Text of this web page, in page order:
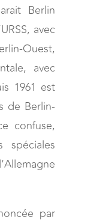
Berlin
avec
Ouest,
avec
1961 est
de Berlin-
confuse,
par